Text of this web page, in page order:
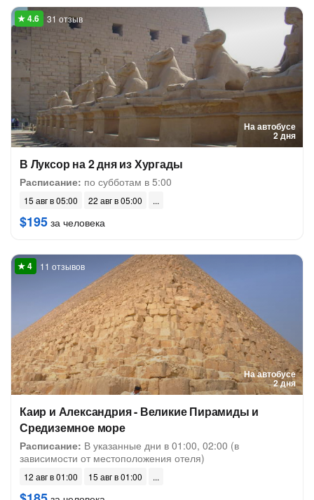
На автобусе
2 дня
31 отзыв
В Луксор на 2 дня из Хургады
Расписание: по субботам в 5:00
15 авг в 05:00 22 авг в 05:00
$195 за человека
На автобусе
2 дня
11 отзывов
Каир и Александрия - Великие Пирамиды и
Средиземное море
Расписание: В указанные дни в 01:00, 02:00 (в
зависимости от местоположения отеля)
12 авг в 01:00 15 авг в 01:00